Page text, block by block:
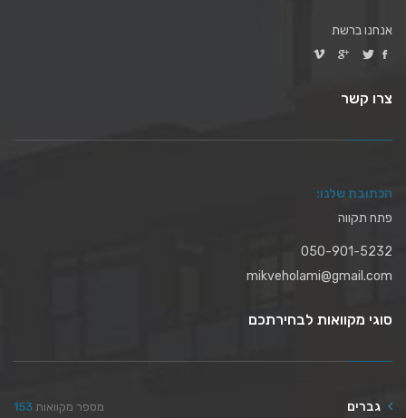
אנחנו ברשת
צרו קשר
הכתובת שלנו:
פתח תקווה
050-901-5232
mikveholami@gmail.com
סוגי מקוואות לבחירתכם
גברים 153 מספר מקוואות